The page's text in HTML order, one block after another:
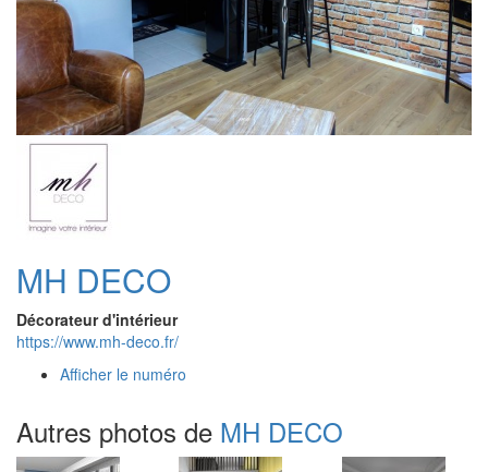
MH DECO
Décorateur d'intérieur
https://www.mh-deco.fr/
Afficher le numéro
Autres photos de MH DECO